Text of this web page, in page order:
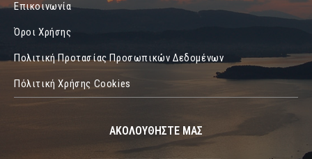
Επικοινωνία
Όροι Χρήσης
Πολιτική Προτασίας Προσωπικών Δεδομένων
Πόλιτική Χρήσης Cookies
ΑΚΟΛΟΥΘΗΣΤΕ ΜΑΣ